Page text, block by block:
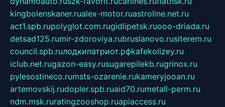
kingbolenskaner.rualex-motor.ruastroline.net.ru
act1.spb.rupolyglot.com.rugidlipetsk.ruooo-driada.ru
detsad125.rumir-zdoroviya.rubruslanovo.rusiterem.ru
council.spb.ruлодкипатриот.рфkafekolizey.ru
iclub.net.rugazon-easy.rusugarepilekb.rugrinox.ru
pylesostineco.rumsts-ozarenie.rukameryjooan.ru
artemovskij.rudopler.spb.ruaid70.rumetall-perm.ru
ndm.msk.ruratingzooshop.ruapiaccess.ru